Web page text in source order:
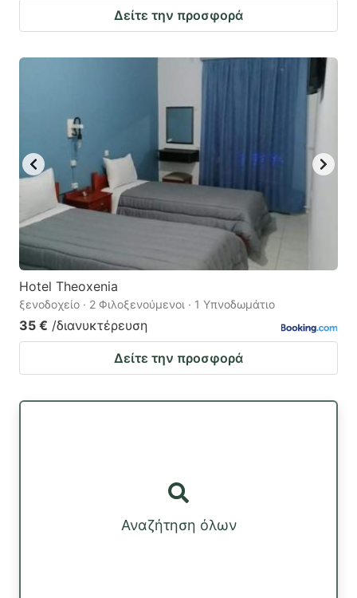
Δείτε την προσφορά
Hotel Theoxenia
ξενοδοχείο · 2 Φιλοξενούμενοι · 1 Υπνοδωμάτιο
35 € /διανυκτέρευση
Δείτε την προσφορά
Αναζήτηση όλων